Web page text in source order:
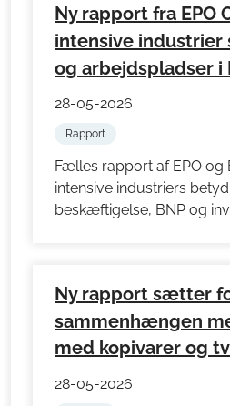
Ny rapport fra EPO
intensive
og arbejdspladser i
28-05-2026
Rapport
Fælles rapport af EPO og
intensive industriers
beskæftigelse, BNP og
Ny rapport sætter
sammenhængen
med kopivarer og
28-05-2026